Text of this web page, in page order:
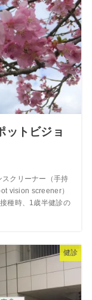
ットビジョ
クリーナー（手持
vision screener）
種時、1歳半健診の
健診